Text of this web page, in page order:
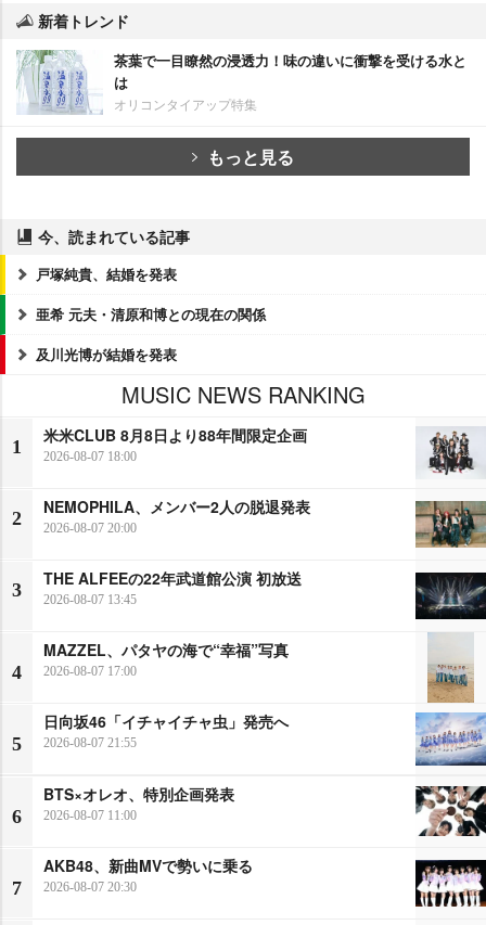
新着トレンド
茶葉で一目瞭然の浸透力！味の違いに衝撃を受ける水と
は
オリコンタイアップ特集
もっと見る
今、読まれている記事
戸塚純貴、結婚を発表
亜希 元夫・清原和博との現在の関係
及川光博が結婚を発表
MUSIC NEWS RANKING
1
米米CLUB 8月8日より88年間限定企画
2026-08-07 18:00
2
NEMOPHILA、メンバー2人の脱退発表
2026-08-07 20:00
3
THE ALFEEの22年武道館公演 初放送
2026-08-07 13:45
4
MAZZEL、パタヤの海で“幸福”写真
2026-08-07 17:00
5
日向坂46「イチャイチャ虫」発売へ
2026-08-07 21:55
6
BTS×オレオ、特別企画発表
2026-08-07 11:00
7
AKB48、新曲MVで勢いに乗る
2026-08-07 20:30